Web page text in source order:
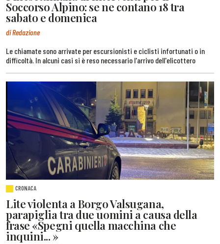
Soccorso Alpino: se ne contano 18 tra
sabato e domenica
di Redazione
Le chiamate sono arrivate per escursionisti e ciclisti infortunati o in
difficoltà. In alcuni casi si è reso necessario l'arrivo dell'elicottero
CRONACA
Lite violenta a Borgo Valsugana,
parapiglia tra due uomini a causa della
frase «Spegni quella macchina che
inquini... »